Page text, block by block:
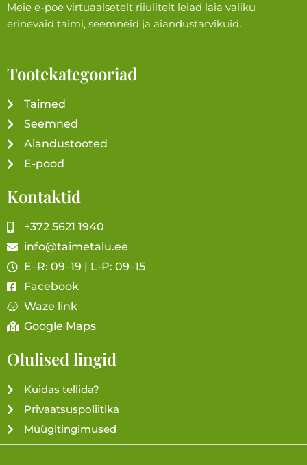
Meie e-poe virtuaalsetelt riiulitelt leiad laia valiku
erinevaid taimi, seemneid ja aiandustarvikuid.
Tootekategooriad
Taimed
Seemned
Aiandustooted
E-pood
Kontaktid
+372 5621 1940
info@taimetalu.ee
E–R: 09–19 | L-P: 09–15
Facebook
Waze link
Google Maps
Olulised lingid
Kuidas tellida?
Privaatsuspoliitika
Müügitingimused